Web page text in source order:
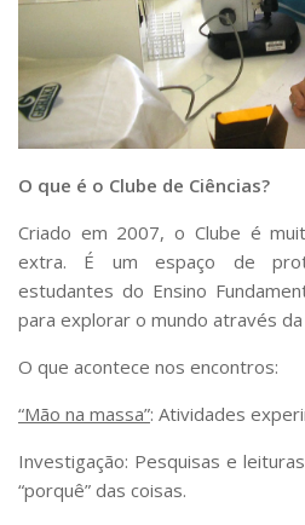
O que é o Clube de Ciências?
Criado em 2007, o Clube é
extra. É um espaço de
estudantes do Ensino
para explorar o mundo através
O que acontece nos encontros:
“Mão na massa”: Atividades
Investigação: Pesquisas e
“porquê” das coisas.